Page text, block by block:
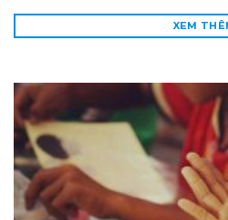
XEM